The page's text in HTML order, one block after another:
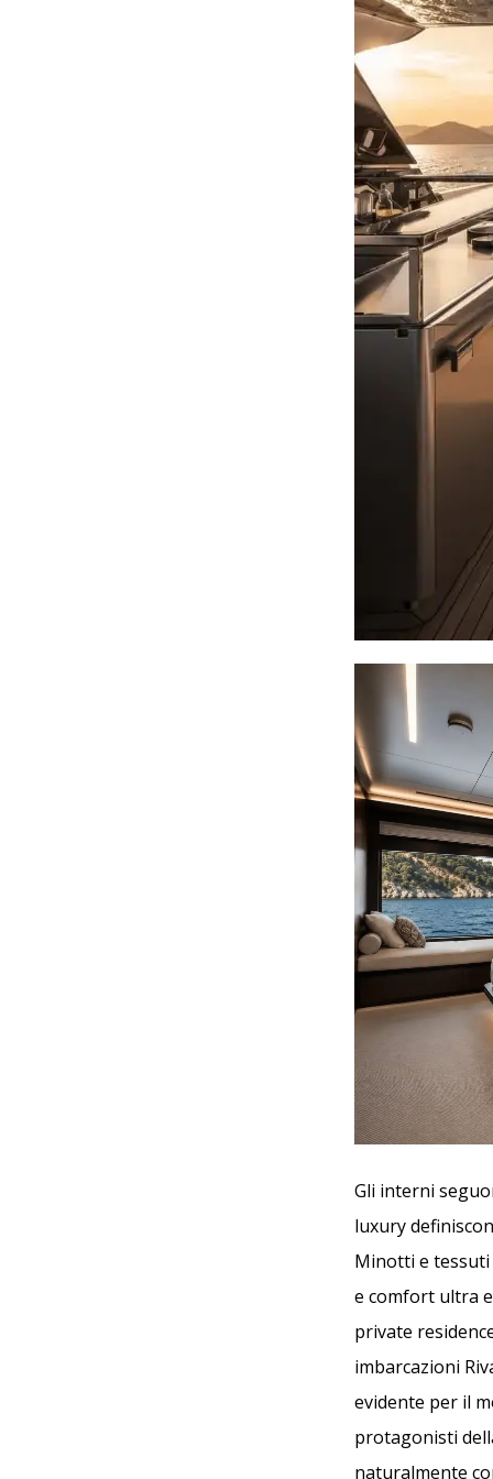
Gli interni
luxury
Minotti e
e comfort ultra
private
imbarcazioni
evidente per il
protagonisti
naturalmente